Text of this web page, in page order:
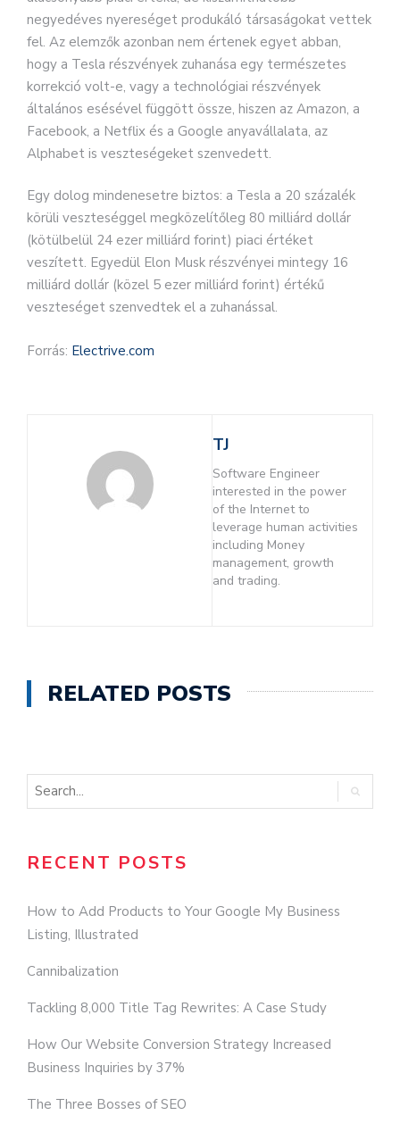
negyedéves nyereséget produkáló társaságokat vettek
fel. Az elemzők azonban nem értenek egyet abban,
hogy a Tesla részvények zuhanása egy természetes
korrekció volt-e, vagy a technológiai részvények
általános esésével függött össze, hiszen az Amazon, a
Facebook, a Netflix és a Google anyavállalata, az
Alphabet is veszteségeket szenvedett.
Egy dolog mindenesetre biztos: a Tesla a 20 százalék
körüli veszteséggel megközelítőleg 80 milliárd dollár
(kötülbelül 24 ezer milliárd forint) piaci értéket
veszített. Egyedül Elon Musk részvényei mintegy 16
milliárd dollár (közel 5 ezer milliárd forint) értékű
veszteséget szenvedtek el a zuhanással.
Forrás: Electrive.com
TJ
Software Engineer
interested in the power
of the Internet to
leverage human activities
including Money
management, growth
and trading.
RELATED POSTS
RECENT POSTS
How to Add Products to Your Google My Business
Listing, Illustrated
Cannibalization
Tackling 8,000 Title Tag Rewrites: A Case Study
How Our Website Conversion Strategy Increased
Business Inquiries by 37%
The Three Bosses of SEO